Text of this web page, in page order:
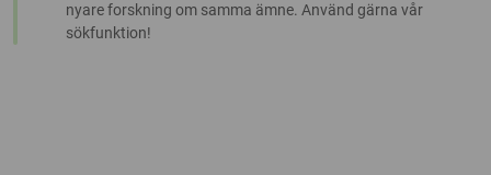
nyare forskning om samma ämne. Använd gärna vår
sökfunktion!